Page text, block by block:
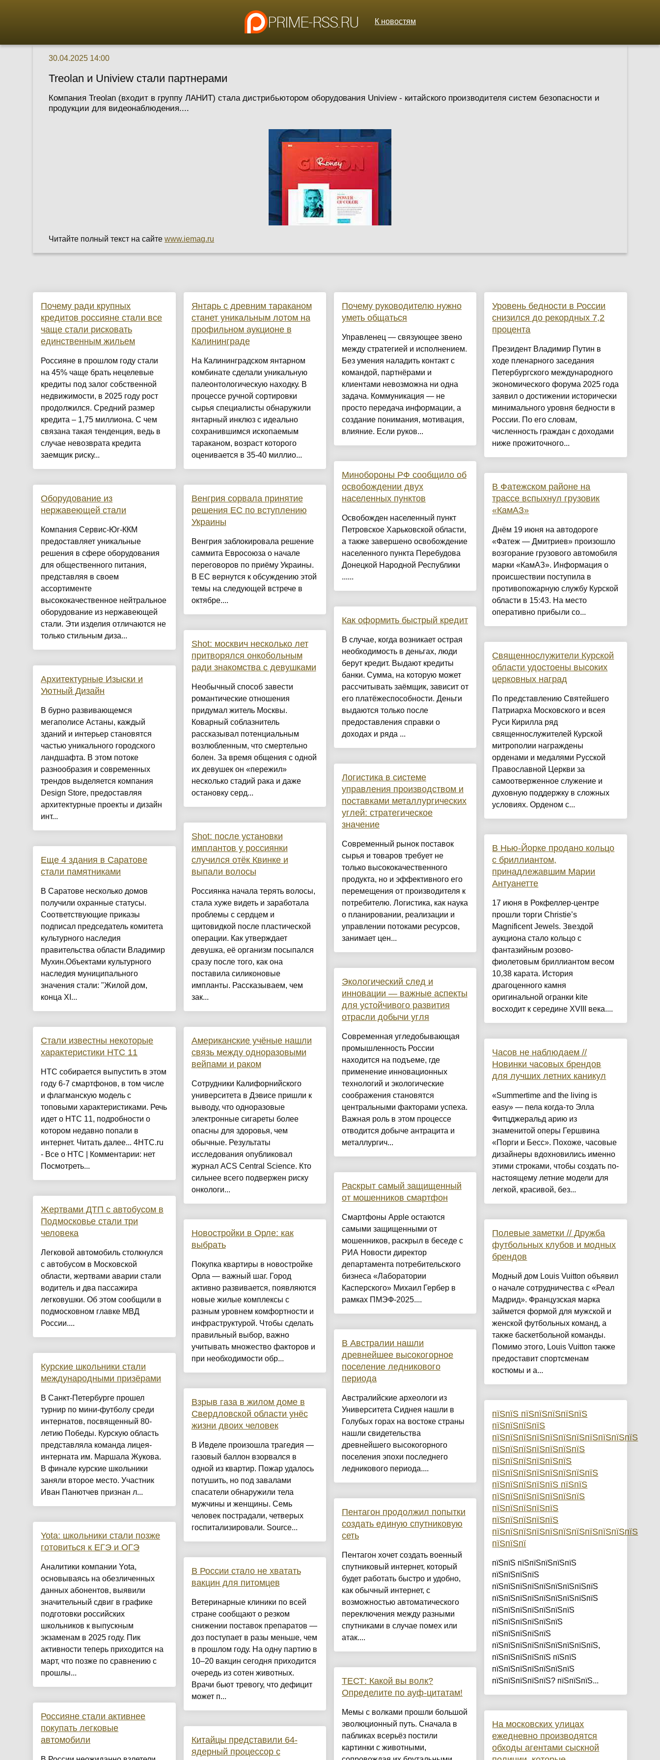
К новостям
30.04.2025 14:00
Treolan и Uniview стали партнерами
Компания Treolan (входит в группу ЛАНИТ) стала дистрибьютором оборудования Uniview - китайского производителя систем безопасности и
продукции для видеонаблюдения....
Читайте полный текст на сайтеwww.iemag.ru
Почему ради крупных
кредитов россияне стали все
чаще стали рисковать
единственным жильем
Россияне в прошлом году стали
на 45% чаще брать нецелевые
кредиты под залог собственной
недвижимости, в 2025 году рост
продолжился. Средний размер
кредита – 1,75 миллиона. С чем
связана такая тенденция, ведь в
случае невозврата кредита
заемщик риску...
Оборудование из
нержавеющей стали
Компания Сервис-Юг-ККМ
предоставляет уникальные
решения в сфере оборудования
для общественного питания,
представляя в своем
ассортименте
высококачественное нейтральное
оборудование из нержавеющей
стали. Эти изделия отличаются не
только стильным диза...
Архитектурные Изыски и
Уютный Дизайн
​В бурно развивающемся
мегаполисе Астаны, каждый
зданий и интерьер становятся
частью уникального городского
ландшафта. В этом потоке
разнообразия и современных
трендов выделяется компания
Design Store, предоставляя
архитектурные проекты и дизайн
инт...
Еще 4 здания в Саратове
стали памятниками
В Саратове несколько домов
получили охранные статусы.
Соответствующие приказы
подписал председатель комитета
культурного наследия
правительства области Владимир
Мухин.Объектами культурного
наследия муниципального
значения стали: "Жилой дом,
конца XI...
Стали известны некоторые
характеристики HTC 11
HTC собирается выпустить в этом
году 6-7 смартфонов, в том числе
и флагманскую модель с
топовыми характеристиками. Речь
идет о HTC 11, подробности о
котором недавно попали в
интернет. Читать далее... 4HTC.ru
- Все о HTC | Комментарии: нет
Посмотреть...
Жертвами ДТП с автобусом в
Подмосковье стали три
человека
Легковой автомобиль столкнулся
с автобусом в Московской
области, жертвами аварии стали
водитель и два пассажира
легковушки. Об этом сообщили в
подмосковном главке МВД
России....
Курские школьники стали
международными призёрами
В Санкт-Петербурге прошел
турнир по мини-футболу среди
интернатов, посвященный 80-
летию Победы. Курскую область
представляла команда лицея-
интерната им. Маршала Жукова.
В финале курские школьники
заняли второе место. Участник
Иван Панютчев признан л...
Yota: школьники стали позже
готовиться к ЕГЭ и ОГЭ
Аналитики компании Yota,
основываясь на обезличенных
данных абонентов, выявили
значительный сдвиг в графике
подготовки российских
школьников к выпускным
экзаменам в 2025 году. Пик
активности теперь приходится на
март, что позже по сравнению с
прошлы...
Россияне стали активнее
покупать легковые
автомобили
Янтарь с древним тараканом
станет уникальным лотом на
профильном аукционе в
Калининграде
На Калининградском янтарном
комбинате сделали уникальную
палеонтологическую находку. В
процессе ручной сортировки
сырья специалисты обнаружили
янтарный инклюз с идеально
сохранившимся ископаемым
тараканом, возраст которого
оценивается в 35-40 миллио...
Венгрия сорвала принятие
решения ЕС по вступлению
Украины
Венгрия заблокировала решение
саммита Евросоюза о начале
переговоров по приёму Украины.
В ЕС вернутся к обсуждению этой
темы на следующей встрече в
октябре....
Shot: москвич несколько лет
притворялся онкобольным
ради знакомства с девушками
Необычный способ завести
романтические отношения
придумал житель Москвы.
Коварный соблазнитель
рассказывал потенциальным
возлюбленным, что смертельно
болен. За время общения с одной
их девушек он «пережил»
несколько стадий рака и даже
остановку серд...
Shot: после установки
имплантов у россиянки
случился отёк Квинке и
выпали волосы
Россиянка начала терять волосы,
стала хуже видеть и заработала
проблемы с сердцем и
щитовидкой после пластической
операции. Как утверждает
девушка, её организм посыпался
сразу после того, как она
поставила силиконовые
импланты. Рассказываем, чем
зак...
Американские учёные нашли
связь между одноразовыми
вейпами и раком
Сотрудники Калифорнийского
университета в Дэвисе пришли к
выводу, что одноразовые
электронные сигареты более
опасны для здоровья, чем
обычные. Результаты
исследования опубликовал
журнал ACS Central Science. Кто
сильнее всего подвержен риску
онкологи...
Новостройки в Орле: как
выбрать
Покупка квартиры в новостройке
Орла — важный шаг. Город
активно развивается, появляются
новые жилые комплексы с
разным уровнем комфортности и
инфраструктурой. Чтобы сделать
правильный выбор, важно
учитывать множество факторов и
при необходимости обр...
Взрыв газа в жилом доме в
Свердловской области унёс
жизни двоих человек
В Ивделе произошла трагедия —
газовый баллон взорвался в
одной из квартир. Пожар удалось
потушить, но под завалами
спасатели обнаружили тела
мужчины и женщины. Семь
человек пострадали, четверых
госпитализировали. Source...
В России стало не хватать
вакцин для питомцев
Ветеринарные клиники по всей
стране сообщают о резком
снижении поставок препаратов —
доз поступает в разы меньше, чем
в прошлом году. На одну партию в
10–20 вакцин сегодня приходится
очередь из сотен животных.
Врачи бьют тревогу, что дефицит
может п...
Китайцы представили 64-
ядерный процессор с
Почему руководителю нужно
уметь общаться
Управленец — связующее звено
между стратегией и исполнением.
Без умения наладить контакт с
командой, партнёрами и
клиентами невозможна ни одна
задача. Коммуникация — не
просто передача информации, а
создание понимания, мотивация,
влияние. Если руков...
Минобороны РФ сообщило об
освобождении двух
населенных пунктов
Освобожден населенный пункт
Петровское Харьковской области,
а также завершено освобождение
населенного пункта Перебудова
Донецкой Народной Республики
......
Как оформить быстрый кредит
В случае, когда возникает острая
необходимость в деньгах, люди
берут кредит. Выдают кредиты
банки. Сумма, на которую может
рассчитывать заёмщик, зависит от
его платёжеспособности. Деньги
выдаются только после
предоставления справки о
доходах и ряда ...
Логистика в системе
управления производством и
поставками металлургических
углей: стратегическое
значение
Современный рынок поставок
сырья и товаров требует не
только высококачественного
продукта, но и эффективного его
перемещения от производителя к
потребителю. Логистика, как наука
о планировании, реализации и
управлении потоками ресурсов,
занимает цен...
Экологический след и
инновации — важные аспекты
для устойчивого развития
отрасли добычи угля
Современная угледобывающая
промышленность России
находится на подъеме, где
применение инновационных
технологий и экологические
соображения становятся
центральными факторами успеха.
Важная роль в этом процессе
отводится добыче антрацита и
металлургич...
Раскрыт самый защищенный
от мошенников смартфон
Смартфоны Apple остаются
самыми защищенными от
мошенников, раскрыл в беседе с
РИА Новости директор
департамента потребительского
бизнеса «Лаборатории
Касперского» Михаил Гербер в
рамках ПМЭФ-2025....
В Австралии нашли
древнейшее высокогорное
поселение ледникового
периода
Австралийские археологи из
Университета Сиднея нашли в
Голубых горах на востоке страны
нашли свидетельства
древнейшего высокогорного
поселения эпохи последнего
ледникового периода....
Пентагон продолжил попытки
создать единую спутниковую
сеть
Пентагон хочет создать военный
спутниковый интернет, который
будет работать быстро и удобно,
как обычный интернет, с
возможностью автоматического
переключения между разными
спутниками в случае помех или
атак....
ТЕСТ: Какой вы волк?
Определите по ауф-цитатам!
Мемы с волками прошли большой
эволюционный путь. Сначала в
пабликах всерьёз постили
картинки с животными,
Уровень бедности в России
снизился до рекордных 7,2
процента
Президент Владимир Путин в
ходе пленарного заседания
Петербургского международного
экономического форума 2025 года
заявил о достижении исторически
минимального уровня бедности в
России. По его словам,
численность граждан с доходами
ниже прожиточного...
В Фатежском районе на
трассе вспыхнул грузовик
«КамАЗ»
Днём 19 июня на автодороге
«Фатеж — Дмитриев» произошло
возгорание грузового автомобиля
марки «КамАЗ». Информация о
происшествии поступила в
противопожарную службу Курской
области в 15:43. На место
оперативно прибыли со...
Священнослужители Курской
области удостоены высоких
церковных наград
По представлению Святейшего
Патриарха Московского и всея
Руси Кирилла ряд
священнослужителей Курской
митрополии награждены
орденами и медалями Русской
Православной Церкви за
самоотверженное служение и
духовную поддержку в сложных
условиях. Орденом с...
В Нью-Йорке продано кольцо
с бриллиантом,
принадлежавшим Марии
Антуанетте
17 июня в Рокфеллер-центре
прошли торги Christie’s
Magnificent Jewels. Звездой
аукциона стало кольцо с
фантазийным розово-
фиолетовым бриллиантом весом
10,38 карата. История
драгоценного камня
оригинальной огранки kite
восходит к середине XVIII века....
Часов не наблюдаем //
Новинки часовых брендов
для лучших летних каникул
«Summertime and the living is
easy» — пела когда-то Элла
Фитцджеральд арию из
знаменитой оперы Гершвина
«Порги и Бесс». Похоже, часовые
дизайнеры вдохновились именно
этими строками, чтобы создать по-
настоящему летние модели для
легкой, красивой, без...
Полевые заметки // Дружба
футбольных клубов и модных
брендов
Модный дом Louis Vuitton объявил
о начале сотрудничества с «Реал
Мадрид». Французская марка
займется формой для мужской и
женской футбольных команд, а
также баскетбольной команды.
Помимо этого, Louis Vuitton также
предоставит спортсменам
костюмы и а...
пїЅпїЅ пїЅпїЅпїЅпїЅпїЅ
пїЅпїЅпїЅпїЅ
пїЅпїЅпїЅпїЅпїЅпїЅпїЅпїЅпїЅпїЅпїЅ
пїЅпїЅпїЅпїЅпїЅпїЅпїЅ
пїЅпїЅпїЅпїЅпїЅпїЅ
пїЅпїЅпїЅпїЅпїЅпїЅпїЅпїЅ
пїЅпїЅпїЅпїЅпїЅ пїЅпїЅ
пїЅпїЅпїЅпїЅпїЅпїЅпїЅ
пїЅпїЅпїЅпїЅпїЅ
пїЅпїЅпїЅпїЅпїЅ
пїЅпїЅпїЅпїЅпїЅпїЅпїЅпїЅпїЅпїЅпїЅ
пїЅпїЅпї
пїЅпїЅ пїЅпїЅпїЅпїЅпїЅ
пїЅпїЅпїЅпїЅ
пїЅпїЅпїЅпїЅпїЅпїЅпїЅпїЅпїЅ
пїЅпїЅпїЅпїЅпїЅпїЅпїЅпїЅпїЅ
пїЅпїЅпїЅпїЅпїЅпїЅпїЅ
пїЅпїЅпїЅпїЅпїЅпїЅ
пїЅпїЅпїЅпїЅпїЅ
пїЅпїЅпїЅпїЅпїЅпїЅпїЅпїЅпїЅ,
пїЅпїЅпїЅпїЅпїЅ пїЅпїЅ
пїЅпїЅпїЅпїЅпїЅпїЅпїЅ
пїЅпїЅпїЅпїЅпїЅ? пїЅпїЅпїЅ...
На московских улицах
ежедневно производятся
обходы агентами сыскной